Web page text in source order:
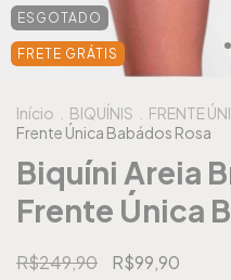
ESGOTADO
FRETE GRÁTIS
Início BIQUÍNIS FRENTE
Frente Única Babádos Rosa
Biquíni Areia
Frente Única
R$249,90 R$99,90